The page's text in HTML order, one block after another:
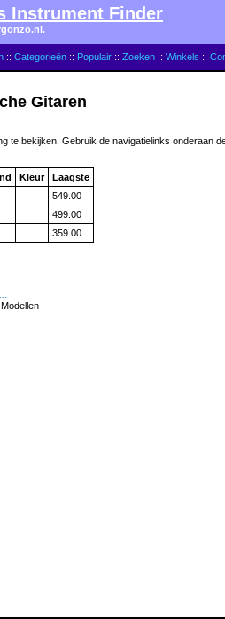
:: Categorieën :: Populair :: Zoeken :: Winkels ::
Instrument Finder
Gitaren
te bekijken. Gebruik de navigatielinks onderaan
Kleur
Laagste
549.00
499.00
359.00